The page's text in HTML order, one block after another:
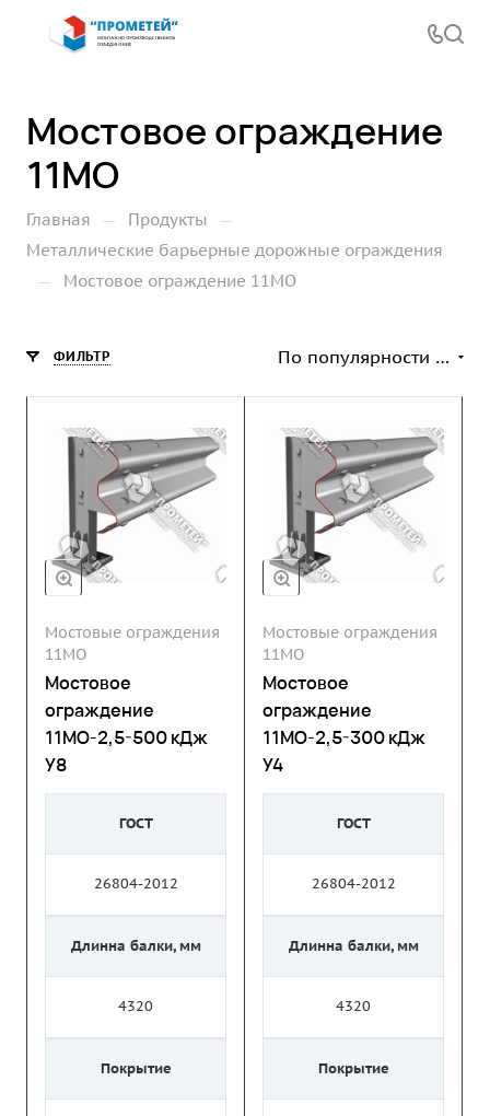
Мостовое ограждение
11МО
Главная — Продукты —
Металлические барьерные дорожные ограждения
— Мостовое ограждение 11МО
ФИЛЬТР По популярности (возрастание)
Мостовые ограждения
11МО
Мостовое
ограждение
11МО-2,5-500 кДж
У8
ГОСТ
26804-2012
Длинна балки, мм
4320
Покрытие
Мостовые ограждения
11МО
Мостовое
ограждение
11МО-2,5-300 кДж
У4
ГОСТ
26804-2012
Длинна балки, мм
4320
Покрытие